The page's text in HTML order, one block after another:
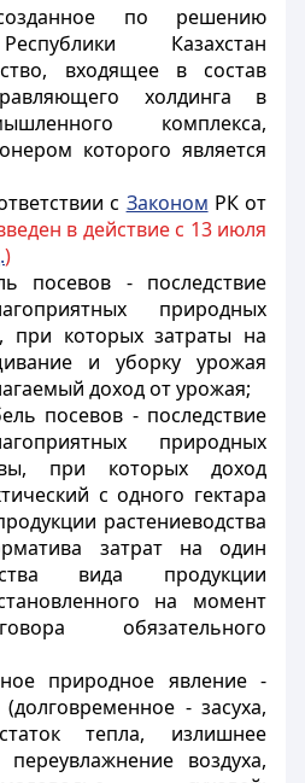
по решению
Казахстан
входящее в состав
холдинга в
комплекса,
которого является
с Законом РК от
в действие с 13 июля
)
посевов - последствие
природных
при которых затраты на
и уборку урожая
доход от урожая;
посевов - последствие
природных
при которых доход
с одного гектара
растениеводства
затрат на один
вида продукции
на момент
обязательного
природное явление -
- засуха,
тепла, излишнее
воздуха,